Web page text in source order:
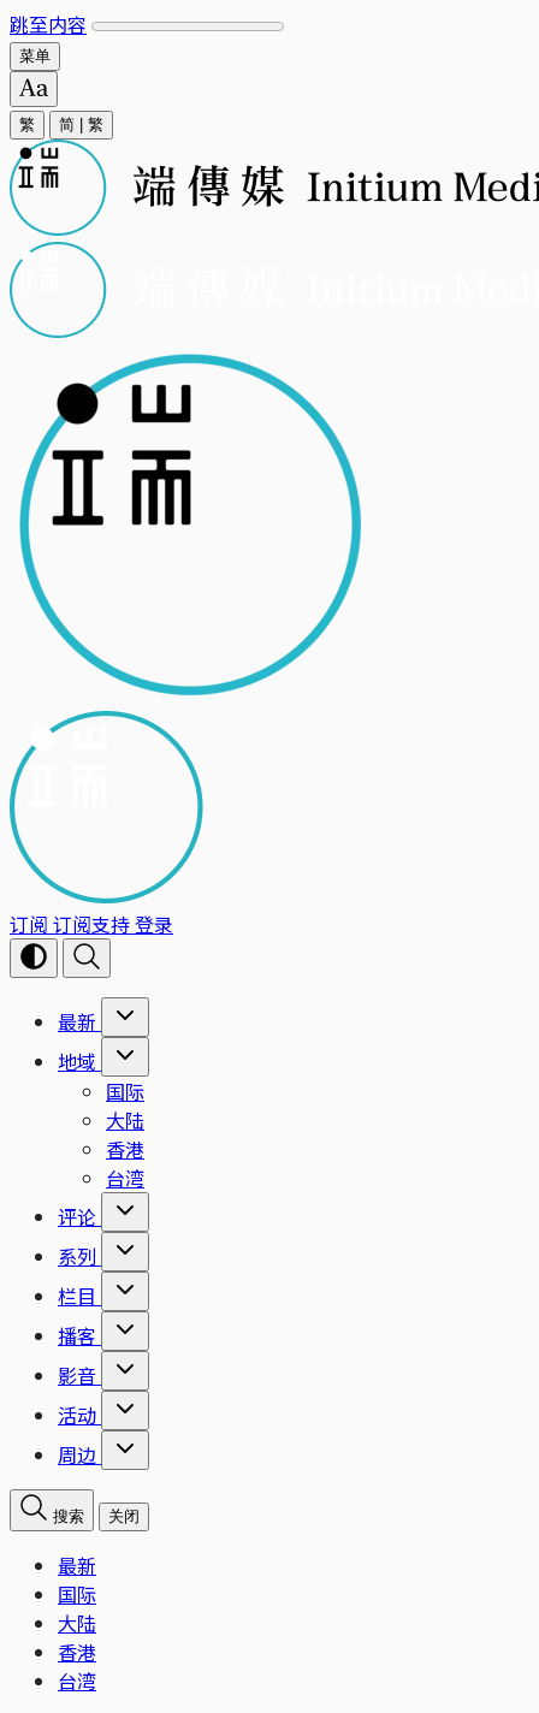
跳至内容
菜单
繁 简 繁
订阅 订阅支持登录
最新
地域
国际
大陆
香港
台湾
评论
系列
栏目
播客
影音
活动
周边
搜索 关闭
最新
国际
大陆
香港
台湾